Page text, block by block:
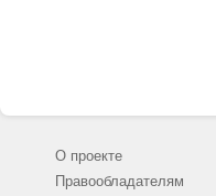
О проекте
Правообладателям